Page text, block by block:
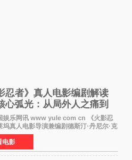
忍者》真人电影编剧解读
心弧光：从局外人之痛到
醒
网讯 www yule com cn 《火影忍
坞真人电影导演兼编剧德斯汀·丹尼尔·克
在采访中分享了对主角鸣人成长弧光的
露电影将深入探索鸣人作为局外人的情
电影